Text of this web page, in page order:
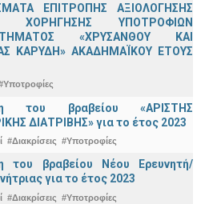
ΕΠΙΤΡΟΠΗΣ ΑΞΙΟΛΟΓΗΣΗΣ
ΧΟΡΗΓΗΣΗΣ ΥΠΟΤΡΟΦΙΩΝ
«ΧΡΥΣΑΝΘΟΥ ΚΑΙ
ΚΑΡΥΔΗ» ΑΚΑΔΗΜΑΪΚΟΥ ΕΤΟΥΣ
του βραβείου «ΑΡΙΣΤΗΣ
ΔΙΑΤΡΙΒΗΣ» για το έτος 2023
#Διακρίσεις #Υποτροφίες
του βραβείου Νέου Ερευνητή/
για το έτος 2023
#Διακρίσεις #Υποτροφίες